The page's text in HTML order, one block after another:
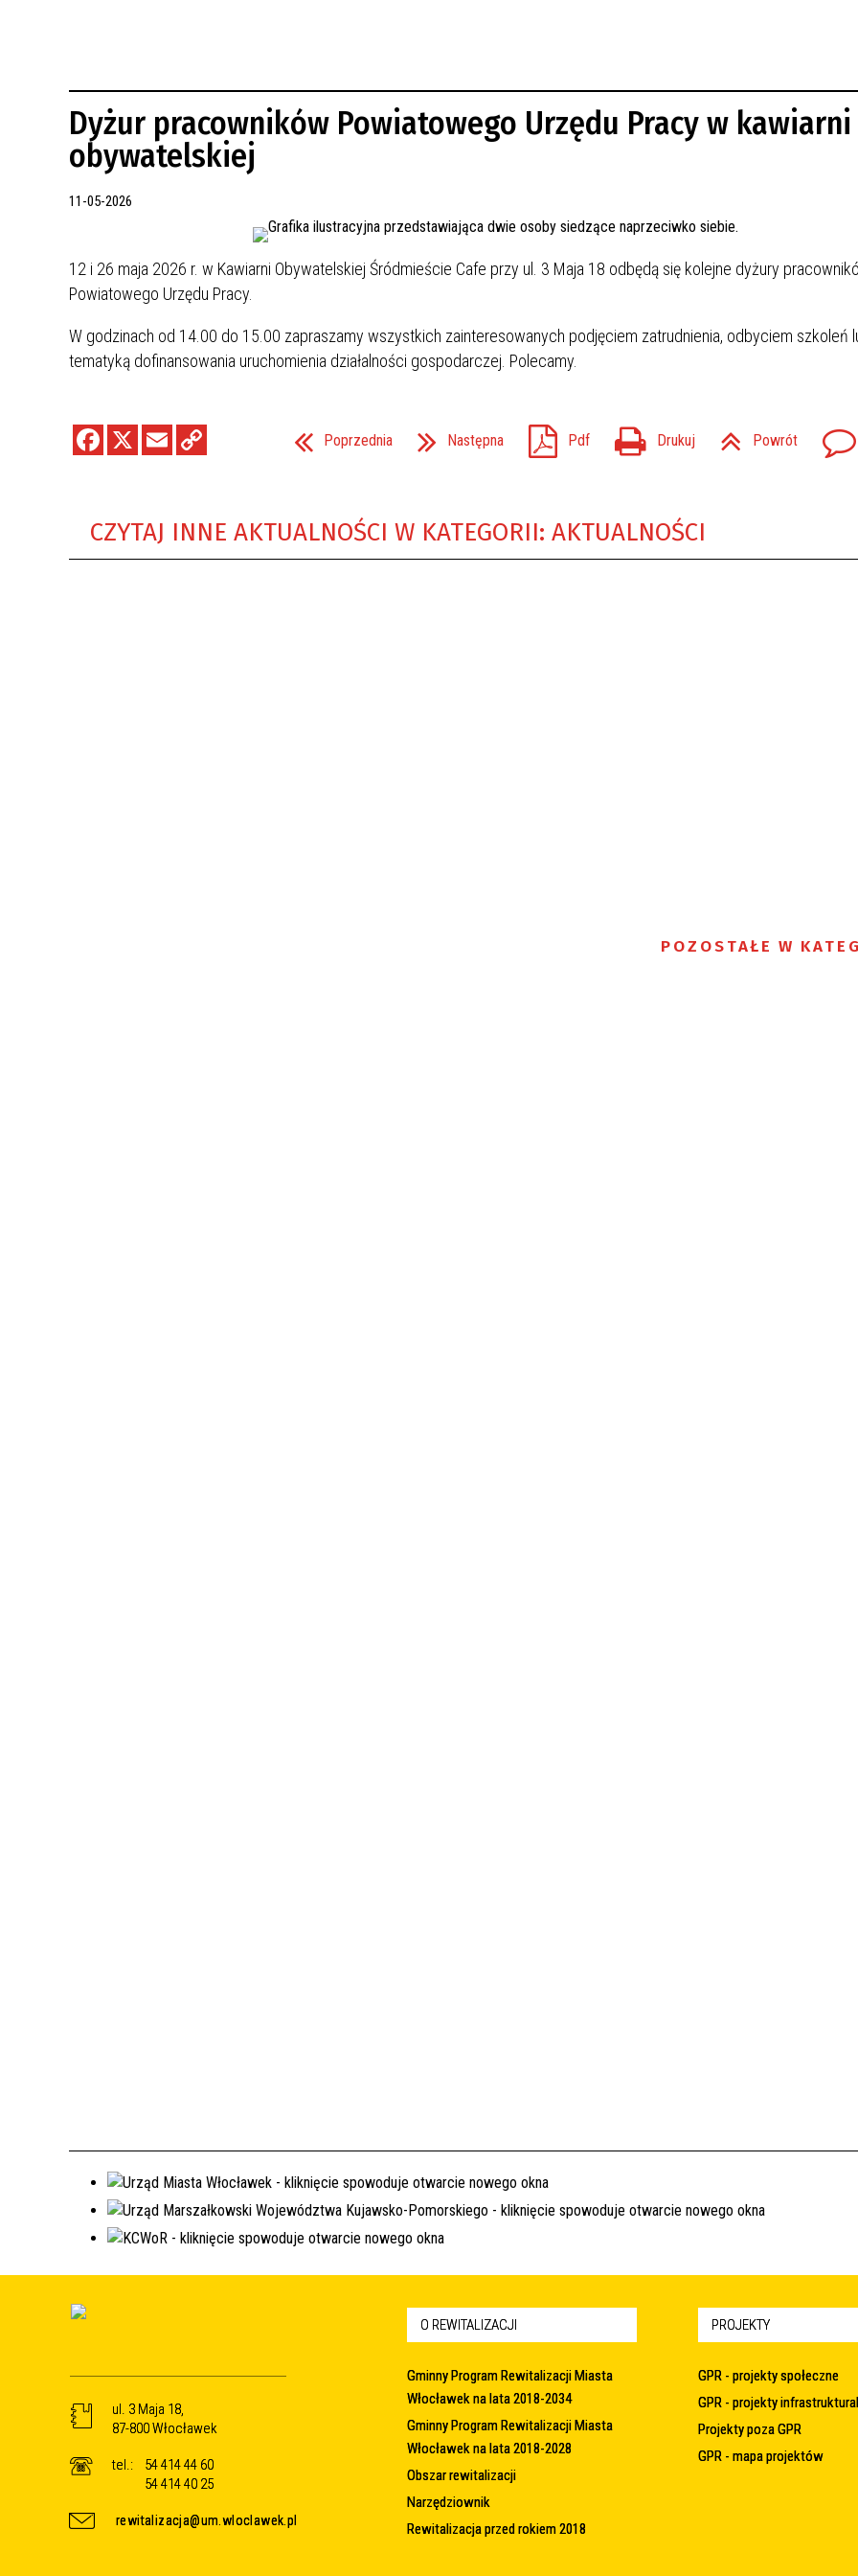
Dyżur pracowników Powiatowego Urzędu Pracy w kawiarni
obywatelskiej
11-05-2026
12 i 26 maja 2026 r. w Kawiarni Obywatelskiej Śródmieście Cafe przy ul. 3 Maja 18 odbędą się kolejne dyżury
Powiatowego Urzędu Pracy.
W godzinach od 14.00 do 15.00 zapraszamy wszystkich zainteresowanych podjęciem zatrudnienia, odbyciem szkoleń
tematyką dofinansowania uruchomienia działalności gospodarczej. Polecamy.
Poprzednia Następna Pdf Drukuj Powrót
CZYTAJ INNE AKTUALNOŚCI W KATEGORII: AKTUALNOŚCI
POZOSTAŁE W
ul. 3 Maja 18,
87-800 Włocławek
tel.:
54 414 44 60
54 414 40 25
rewitalizacja@um.wloclawek.pl
O REWITALIZACJI
Gminny Program Rewitalizacji Miasta
Włocławek na lata 2018-2034
Gminny Program Rewitalizacji Miasta
Włocławek na lata 2018-2028
Obszar rewitalizacji
Narzędziownik
Rewitalizacja przed rokiem 2018
PROJEKTY
GPR - projekty społeczne
GPR - projekty
Projekty poza GPR
GPR - mapa projektów